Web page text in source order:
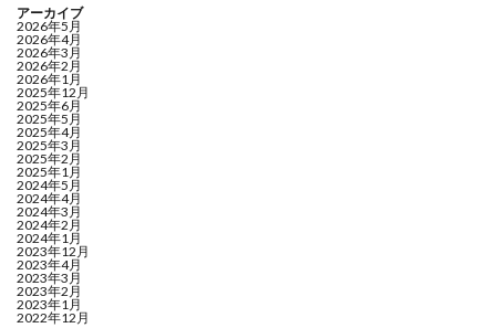
アーカイブ
2026年5月
2026年4月
2026年3月
2026年2月
2026年1月
2025年12月
2025年6月
2025年5月
2025年4月
2025年3月
2025年2月
2025年1月
2024年5月
2024年4月
2024年3月
2024年2月
2024年1月
2023年12月
2023年4月
2023年3月
2023年2月
2023年1月
2022年12月